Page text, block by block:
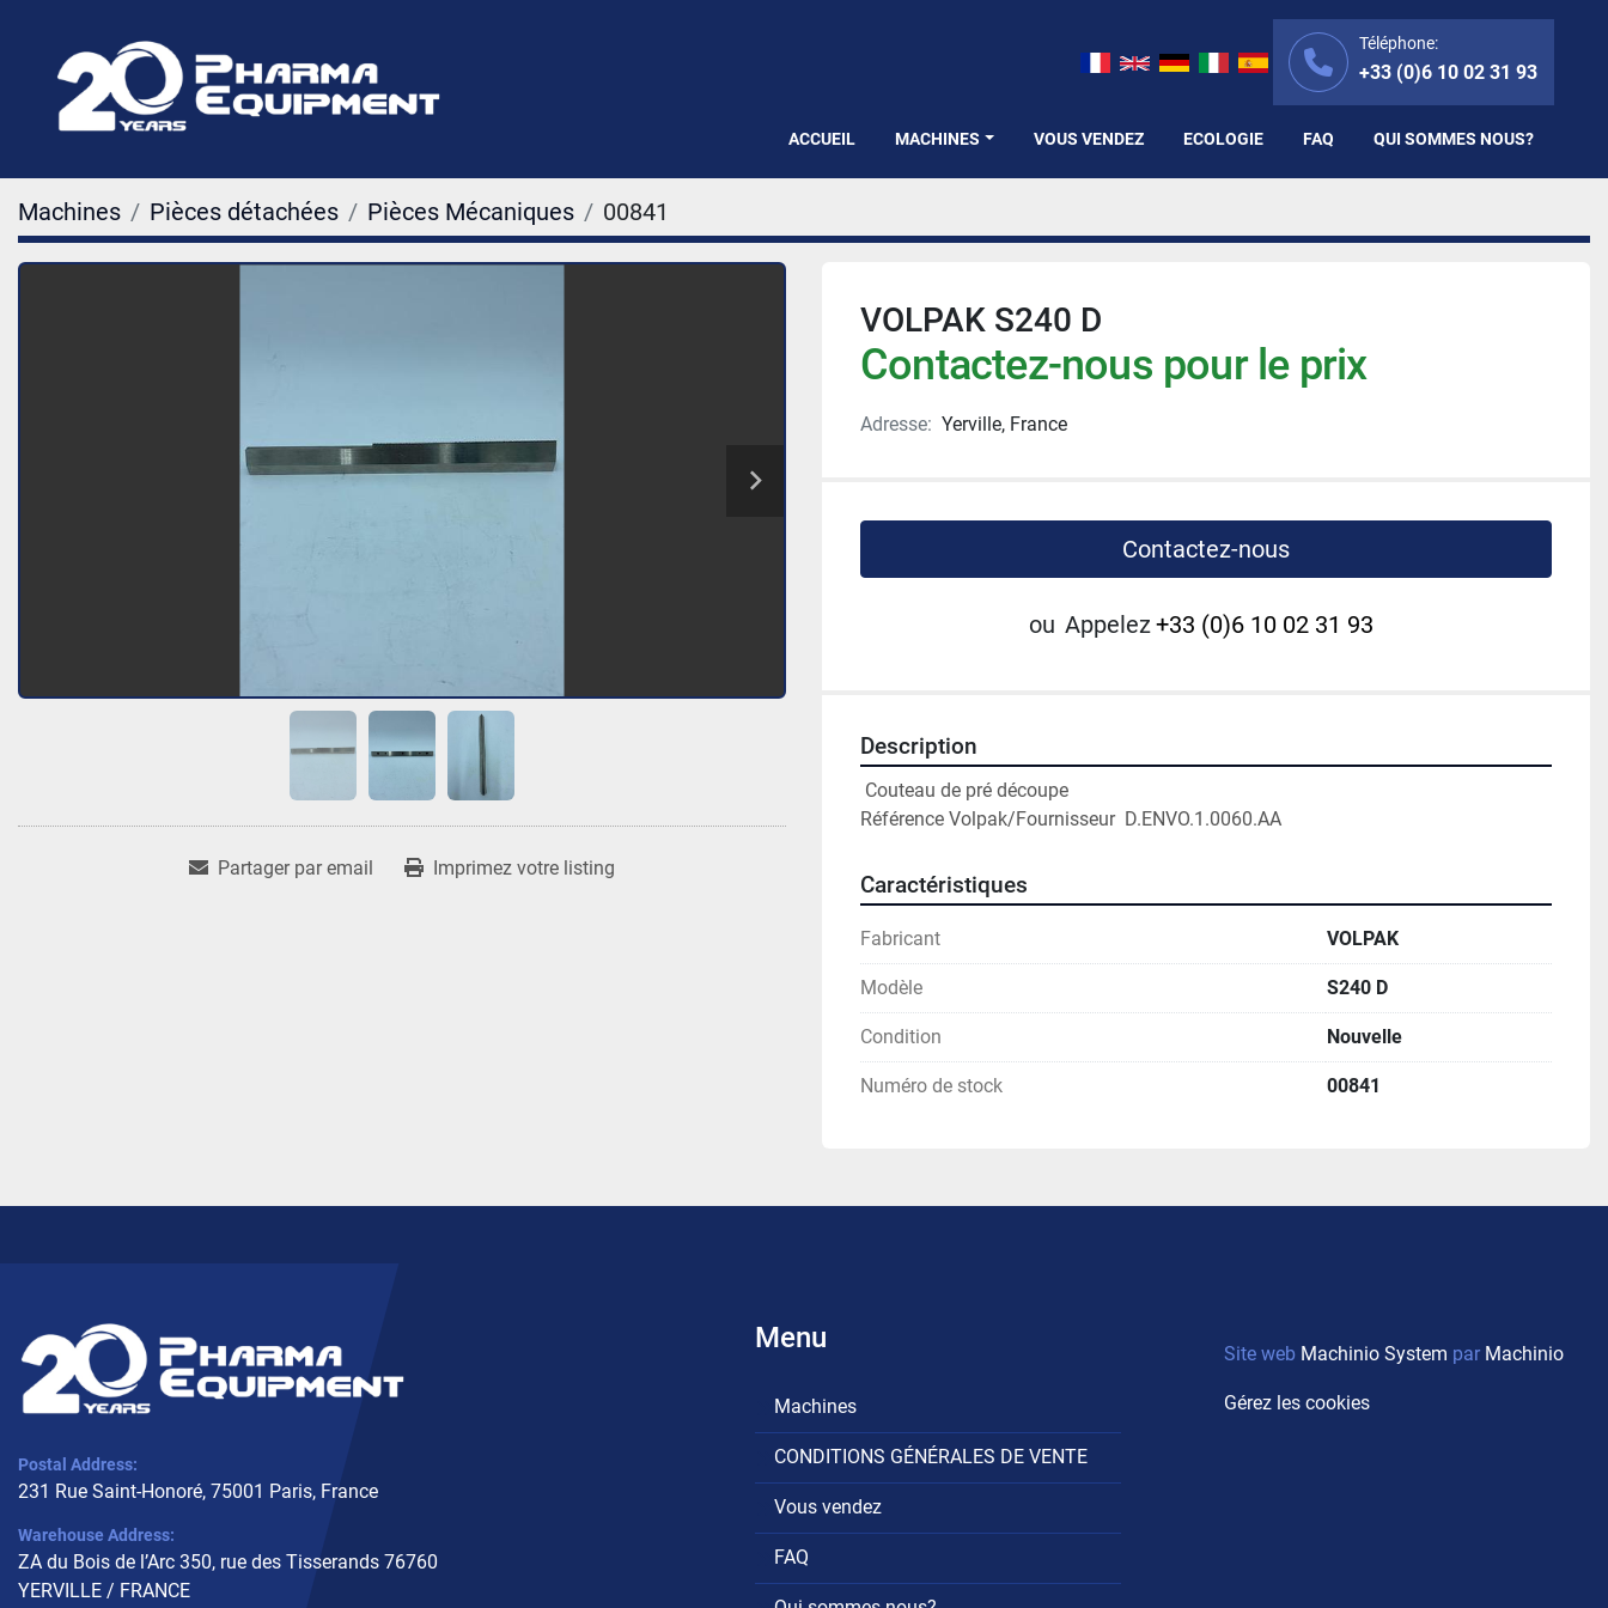
Téléphone:
+33 (0)6 10 02 31 93
ACCUEIL MACHINES VOUS VENDEZ ECOLOGIE FAQ QUI SOMMES NOUS?
Machines Pièces détachées Pièces Mécaniques 00841
Partager par email Imprimez votre listing
VOLPAK S240 D
Contactez-nous pour le prix
Adresse: Yerville, France
Contactez-nous
ou Appelez+33 (0)6 10 02 31 93
Description
Couteau de pré découpe
Référence Volpak/Fournisseur  D.ENVO.1.0060.AA
Caractéristiques
Fabricant VOLPAK
Modèle S240 D
Condition Nouvelle
Numéro de stock 00841
Postal Address:
231 Rue Saint-Honoré, 75001 Paris, France
Warehouse Address:
ZA du Bois de l’Arc 350, rue des Tisserands 76760
YERVILLE / FRANCE
Menu
Machines
CONDITIONS GÉNÉRALES DE VENTE
Vous vendez
FAQ
Site web Machinio System par Machinio
Gérez les cookies